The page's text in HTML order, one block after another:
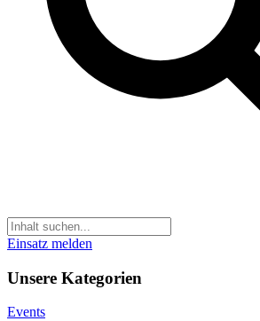
Einsatz melden
Unsere Kategorien
Events